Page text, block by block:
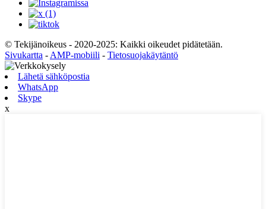
© Tekijänoikeus - 2020-2025: Kaikki oikeudet pidätetään.
Sivukartta - AMP-mobiili - Tietosuojakäytäntö
Lähetä sähköpostia
WhatsApp
Skype
x